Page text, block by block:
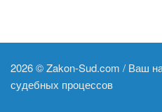
2026 ©Zakon-Sud.com / Ваш
судебных процессов